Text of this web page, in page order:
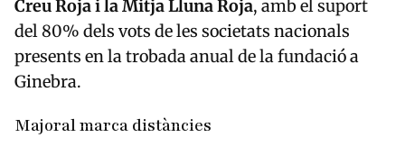
Creu Roja i la Mitja Lluna Roja, amb el suport
del 80% dels vots de les societats nacionals
presents en la trobada anual de la fundació a
Ginebra.
Majoral marca distàncies